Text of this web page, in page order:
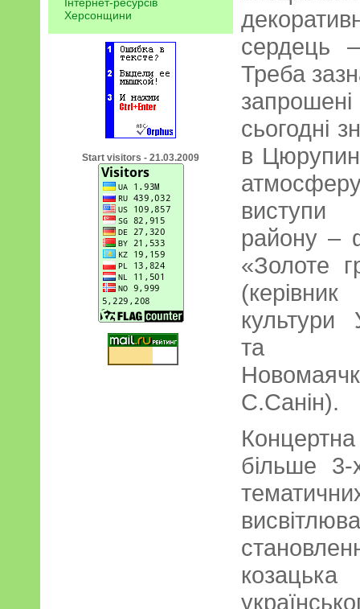
Херсонщини
Start visitors - 21.03.2009
сердець
Треба
запрошені
сьогодні
в
виступи
району –
«Золоте
культури
та
С.Санін).
більше